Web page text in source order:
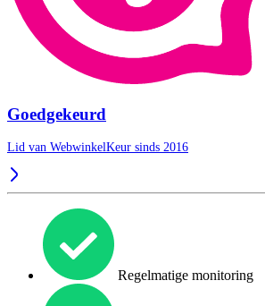
Goedgekeurd
Lid van WebwinkelKeur sinds 2016
Regelmatige monitoring